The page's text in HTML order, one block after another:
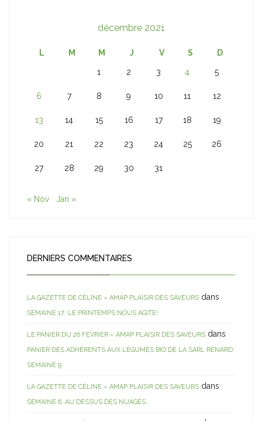
décembre 2021
L M M J V S D
1 2 3 4 5
6 7 8 9 10 11 12
13 14 15 16 17 18 19
20 21 22 23 24 25 26
27 28 29 30 31
« Nov Jan »
DERNIERS COMMENTAIRES
LA GAZETTE DE CÉLINE « AMAP PLAISIR DES SAVEURS dans
SEMAINE 17: LE PRINTEMPS NOUS AGITE!
LE PANIER DU 26 FÉVRIER « AMAP PLAISIR DES SAVEURS dans
PANIER DES ADHÉRENTS AUX LÉGUMES BIO DE LA SARL RENARD:
SEMAINE 9
LA GAZETTE DE CÉLINE « AMAP PLAISIR DES SAVEURS dans
SEMAINE 6: AU DESSUS DES NUAGES…